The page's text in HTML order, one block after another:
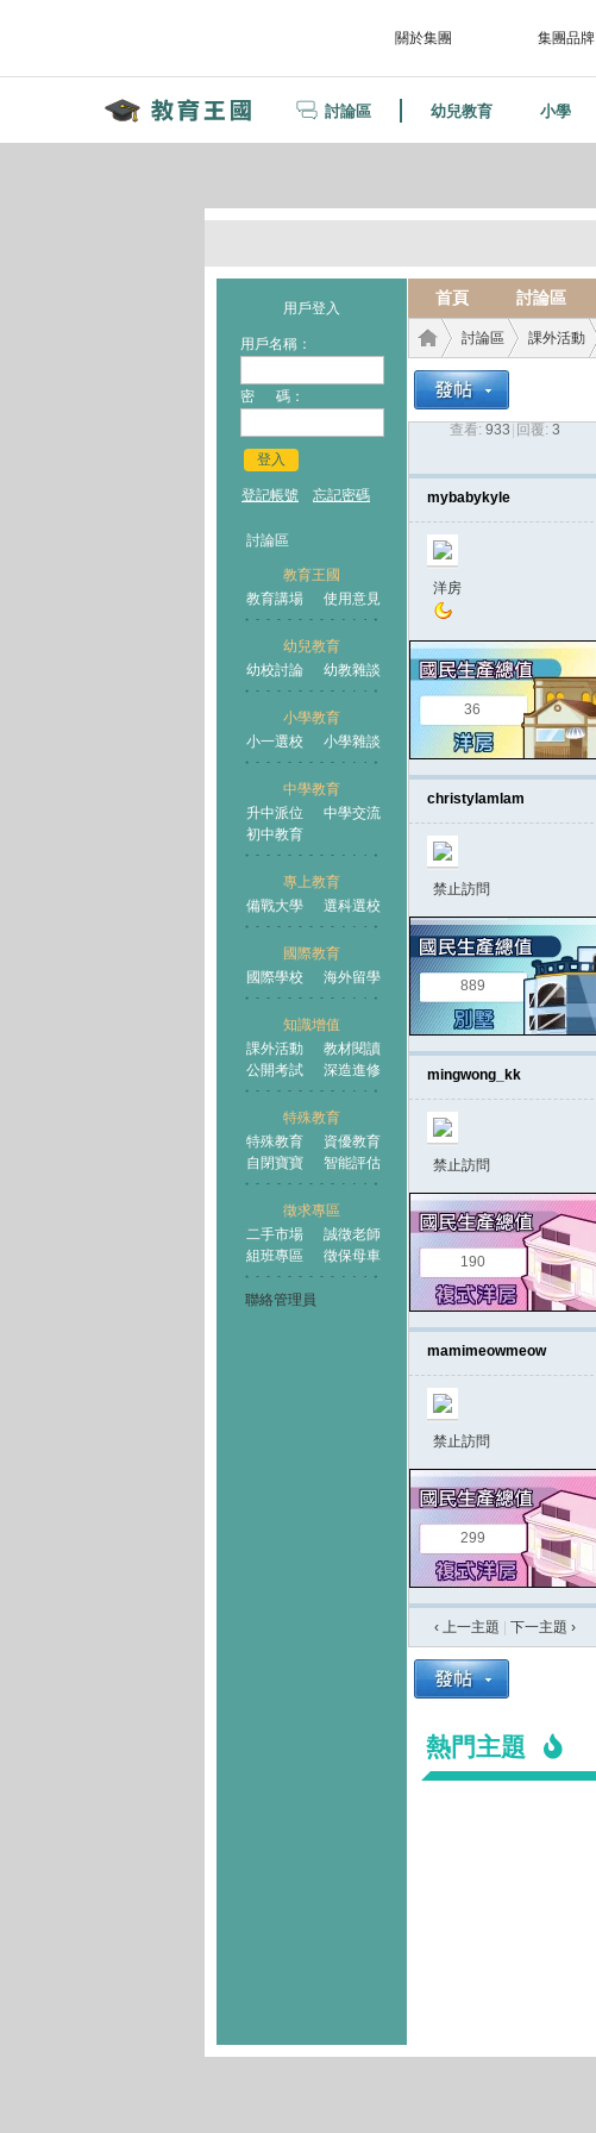
關於集團 集團品牌
討論區 幼兒教育 小學
用戶登入
用戶名稱：
密 碼：
登入
登記帳號 忘記密碼
討論區
教育王國
教育講場
使用意見
幼兒教育
幼校討論
幼教雜談
小學教育
小一選校
小學雜談
中學教育
升中派位
中學交流
初中教育
專上教育
備戰大學
選科選校
國際教育
國際學校
海外留學
知識增值
課外活動
教材閱讀
公開考試
深造進修
特殊教育
特殊教育
資優教育
自閉寶寶
智能評估
徵求專區
二手市場
誠徵老師
組班專區
徵保母車
聯絡管理員
首頁 討論區
王國
討論區
›
課外活動
查看: 933 回覆: 3
mybabykyle
洋房
36
christylamlam
禁止訪問
889
mingwong_kk
禁止訪問
190
mamimeowmeow
禁止訪問
299
‹ 上一主題
下一主題 ›
熱門主題